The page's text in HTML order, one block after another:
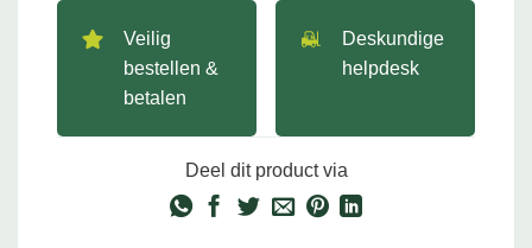
Veilig
bestellen &
betalen
Deskundige
helpdesk
Deel dit product via